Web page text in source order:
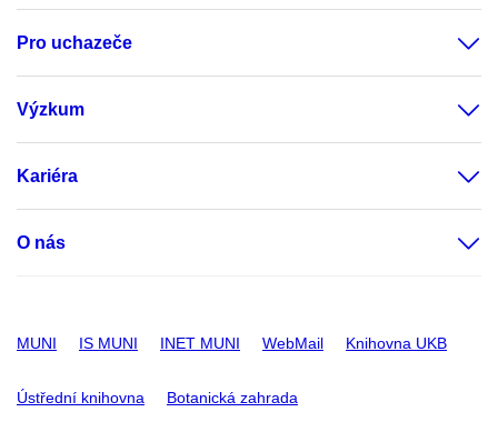
Pro uchazeče
Výzkum
Kariéra
O nás
MUNI IS MUNI INET MUNI WebMail Knihovna UKB
Ústřední knihovna Botanická zahrada